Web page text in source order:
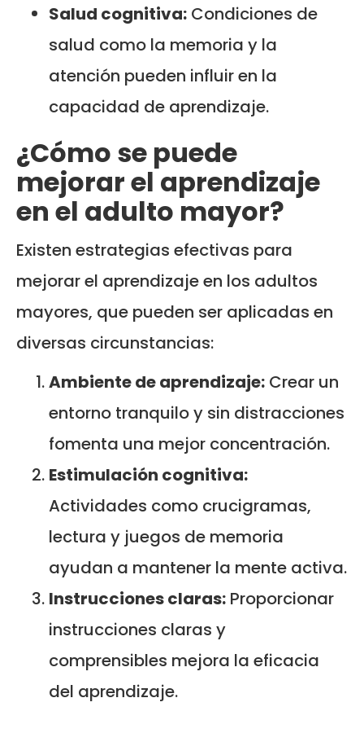
Salud cognitiva: Condiciones de
salud como la memoria y la
atención pueden influir en la
capacidad de aprendizaje.
¿Cómo se puede
mejorar el aprendizaje
en el adulto mayor?
Existen estrategias efectivas para
mejorar el aprendizaje en los adultos
mayores, que pueden ser aplicadas en
diversas circunstancias:
Ambiente de aprendizaje: Crear un
entorno tranquilo y sin distracciones
fomenta una mejor concentración.
Estimulación cognitiva:
Actividades como crucigramas,
lectura y juegos de memoria
ayudan a mantener la mente activa.
Instrucciones claras: Proporcionar
instrucciones claras y
comprensibles mejora la eficacia
del aprendizaje.